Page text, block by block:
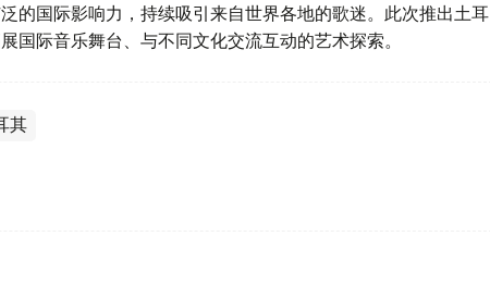
的国际影响力，持续吸引来自世界各地的歌迷。此次推出土耳
国际音乐舞台、与不同文化交流互动的艺术探索。
其